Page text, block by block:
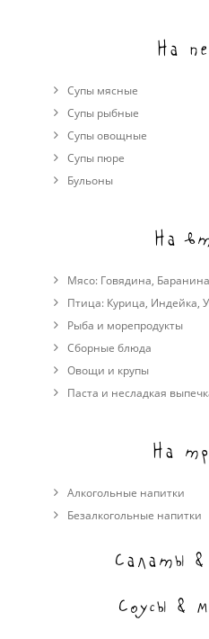
На
Супы мясные
Супы рыбные
Супы овощные
Cупы пюре
Бульоны
На
Мясо: Говядина, Баранина
Птица: Курица, Индейка,
Рыба и морепродукты
Сборные блюда
Овощи и крупы
Паста и несладкая
На
Алкогольные напитки
Безалкогольные напитки
Салаты
Соусы &